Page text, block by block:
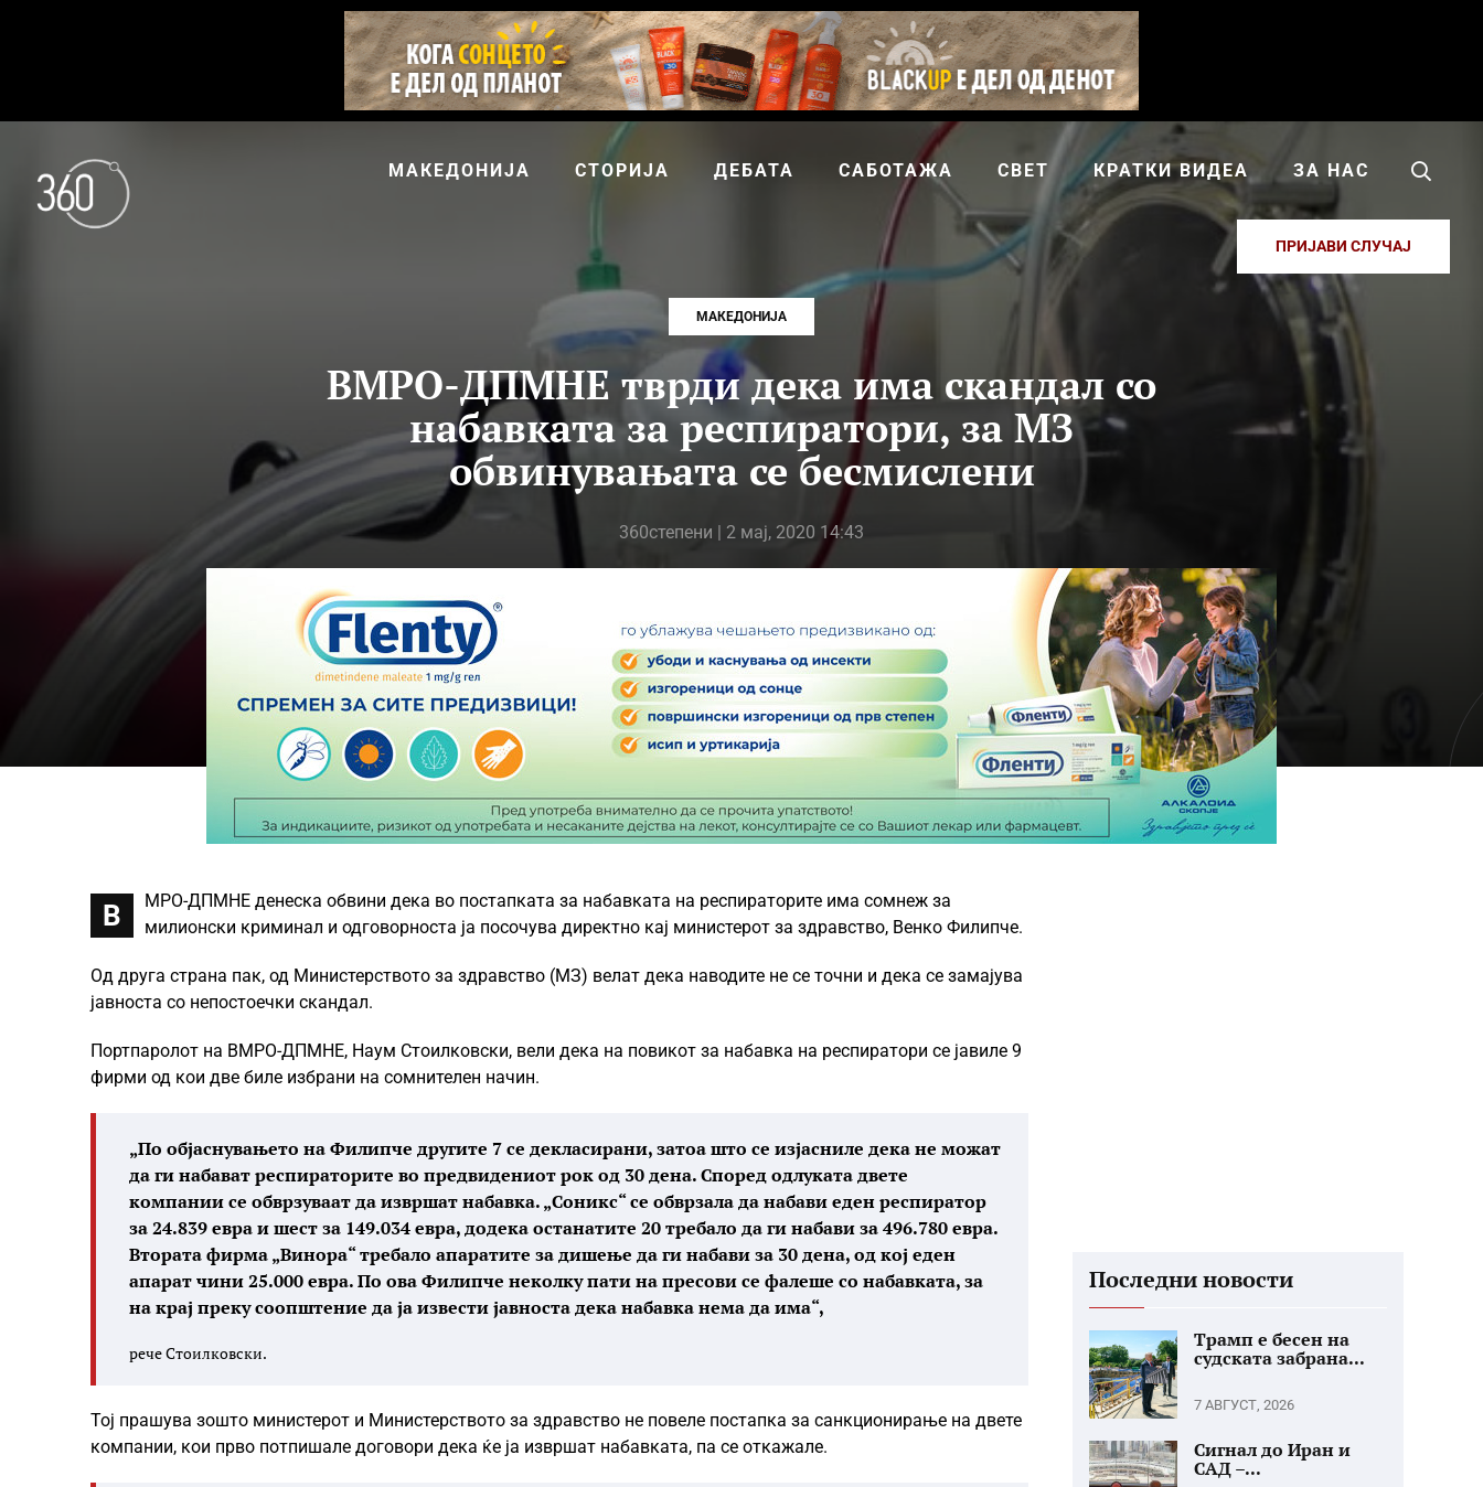
МАКЕДОНИЈА СТОРИЈА ДЕБАТА САБОТАЖА СВЕТ КРАТКИ ВИДЕА ЗА НАС
ПРИЈАВИ СЛУЧАЈ
МАКЕДОНИЈА
ВМРО-ДПМНЕ тврди дека има скандал со
набавката за респиратори, за МЗ
обвинувањата се бесмислени
360степени | 2 мај, 2020 14:43
В
МРО-ДПМНЕ денеска обвини дека во постапката за набавката на респираторите има сомнеж за
милионски криминал и одговорноста ја посочува директно кај министерот за здравство, Венко Филипче.
Од друга страна пак, од Министерството за здравство (МЗ) велат дека наводите не се точни и дека се замајува
јавноста со непостоечки скандал.
Портпаролот на ВМРО-ДПМНЕ, Наум Стоилковски, вели дека на повикот за набавка на респиратори се јавиле 9
фирми од кои две биле избрани на сомнителен начин.
„По објаснувањето на Филипче другите 7 се декласирани, затоа што се изјасниле дека не можат
да ги набават респираторите во предвидениот рок од 30 дена. Според одлуката двете
компании се обврзуваат да извршат набавка. „Соникс“ се обврзала да набави еден респиратор
за 24.839 евра и шест за 149.034 евра, додека останатите 20 требало да ги набави за 496.780 евра.
Втората фирма „Винора“ требало апаратите за дишење да ги набави за 30 дена, од кој еден
апарат чини 25.000 евра. По ова Филипче неколку пати на пресови се фалеше со набавката, за
на крај преку соопштение да ја извести јавноста дека набавка нема да има“,
рече Стоилковски.
Тој прашува зошто министерот и Министерството за здравство не повеле постапка за санкционирање на двете
компании, кои првo потпишале договори дека ќе ја извршат набавката, па се откажале.
Последни новости
Трамп е бесен на
судската забрана...
7 АВГУСТ, 2026
Сигнал до Иран и
САД –...